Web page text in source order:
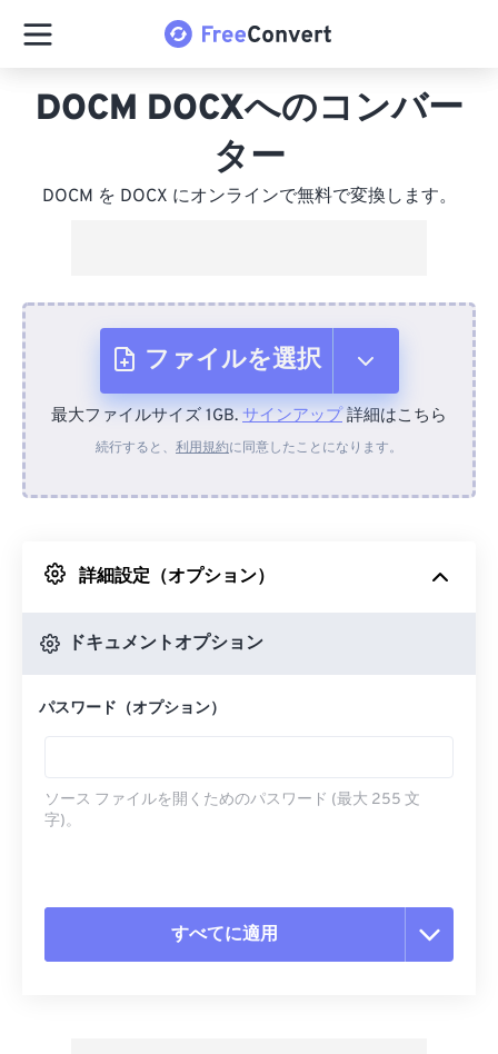
DOCM DOCXへのコンバー
ター
DOCM を DOCX にオンラインで無料で変換します。
ファイルを選択
デバイスから
Googleドライブから
最大ファイルサイズ 1GB. サインアップ詳細はこちら
続行すると、 利用規約に同意したことになります。
詳細設定（オプション）
ドキュメントオプション
パスワード（オプション）
ソース ファイルを開くためのパスワード (最大 255 文
字)。
すべてに適用